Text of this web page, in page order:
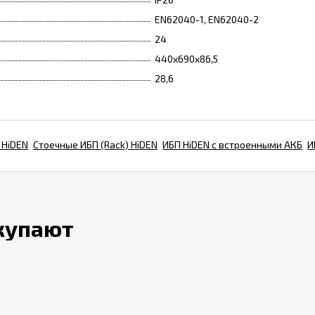
EN62040-1, EN62040-2
24
440х690х86,5
28,6
Стоечные ИБП (Rack) HiDEN ИБП HiDEN с встроенными АКБ